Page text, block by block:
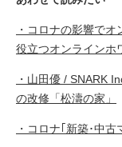
・コロナの影響で
役立つオンラインホ
・山田優 / SNARK
の改修「松濤の家」
・コロナ｢新築･中